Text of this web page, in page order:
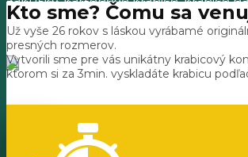
Kto sme? Čomu sa
Už vyše 26 rokov s láskou vyrábamé
presných rozmerov.
Vytvorili sme pre vás unikátny krabicový
ktorom si za 3min. vyskladáte krabicu